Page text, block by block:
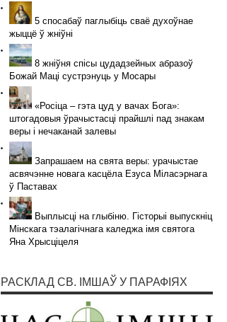
5 спосабаў паглыбіць сваё духоўнае
жыццё ў жніўні
8 жніўня спісы цудадзейных абразоў
Божай Маці сустрэнуць у Мосары
«Росіца – гэта цуд у вачах Бога»:
штогадовыя ўрачыстасці прайшлі пад знакам
веры і нечаканай залевы
Запрашаем на свята веры: урачыстае
асвячэнне новага касцёла Езуса Міласэрнага
ў Паставах
Выплысці на глыбіню. Гісторыі выпускніц
Мінскага тэалагічнага каледжа імя святога
Яна Хрысціцеля
РАСКЛАД СВ. ІМШАЎ У ПАРАФІЯХ